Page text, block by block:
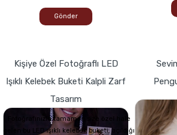
Gönder
Kişiye Özel Fotoğraflı LED
Işıklı Kelebek Buketi Kalpli Zarf
Tasarım
Fotoğrafınızla tamamen size özel hale
gelen bu LED ışıklı kelebek buketi, açıldığı